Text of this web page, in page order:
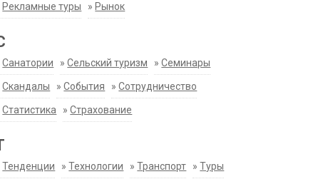
Рекламные туры » Рынок
Санатории »Сельский туризм »Семинары
Скандалы »События »Сотрудничество
Статистика »Страхование
Тенденции »Технологии »Транспорт »Туры